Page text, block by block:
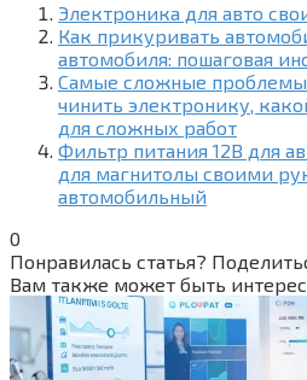
Электроника для авто
Как прикуривать
автомобиля: пошаговая
Самые сложные
чинить электронику,
для сложных работ
Фильтр питания 12В для
для магнитолы своими
автомобильный
0
Понравилась статья?
Вам также может быть